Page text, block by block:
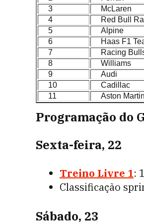
3
McLaren
4
Red Bull
5
Alpine
6
Haas F1
7
Racing
8
Williams
9
Audi
10
Cadillac
11
Aston Martin
Programação do
Sexta-feira, 22
Treino Livre 1:
Classificação
Sábado, 23